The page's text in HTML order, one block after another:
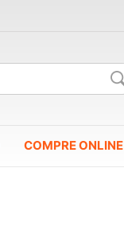
COMPRE ONLINE